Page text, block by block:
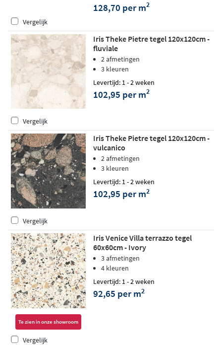
128,70 per m2
Vergelijk
Iris Theke Pietre tegel 120x120cm -
fluviale
2 afmetingen
3 kleuren
Levertijd: 1 - 2 weken
102,95 per m2
Vergelijk
Iris Theke Pietre tegel 120x120cm -
vulcanico
2 afmetingen
3 kleuren
Levertijd: 1 - 2 weken
102,95 per m2
Vergelijk
Te zien in onze showroom
Iris Venice Villa terrazzo tegel
60x60cm - Ivory
3 afmetingen
4 kleuren
Levertijd: 1 - 2 weken
92,65 per m2
Vergelijk